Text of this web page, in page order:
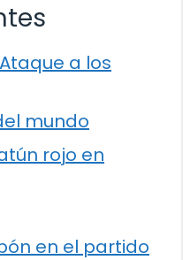
a los
mundo
rojo en
en el partido